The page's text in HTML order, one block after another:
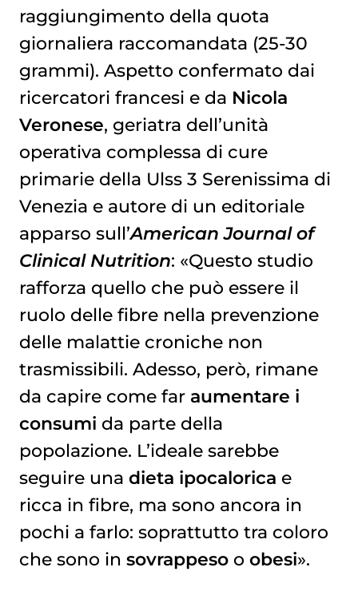
raggiungimento della quota
giornaliera raccomandata (25-30
grammi). Aspetto confermato dai
ricercatori francesi e da Nicola
Veronese, geriatra dell’unità
operativa complessa di cure
primarie della Ulss 3 Serenissima di
Venezia e autore di un editoriale
apparso sull’American Journal of
Clinical Nutrition: «Questo studio
rafforza quello che può essere il
ruolo delle fibre nella prevenzione
delle malattie croniche non
trasmissibili. Adesso, però, rimane
da capire come far aumentare i
consumi da parte della
popolazione. L’ideale sarebbe
seguire una dieta ipocalorica e
ricca in fibre, ma sono ancora in
pochi a farlo: soprattutto tra coloro
che sono in sovrappesoo obesi».